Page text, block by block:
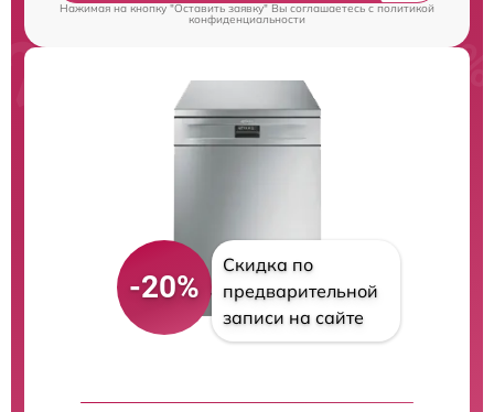
Нажимая на кнопку "Оставить заявку" Вы соглашаетесь cполитикой
конфиденциальности
-20%
Скидка по
предварительной
записи на сайте